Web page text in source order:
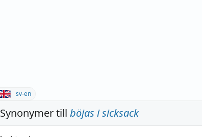
sv-en
Synonymer till böjas i sicksack